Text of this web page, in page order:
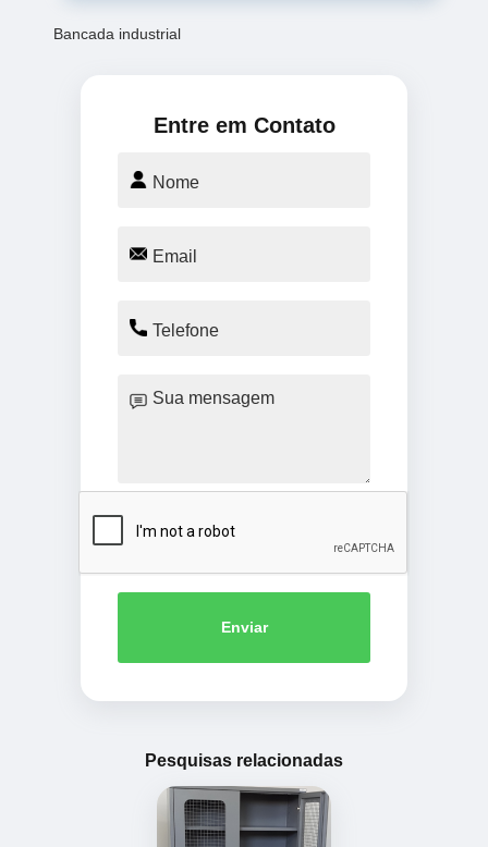
Bancada industrial
Entre em Contato
Enviar
Pesquisas relacionadas